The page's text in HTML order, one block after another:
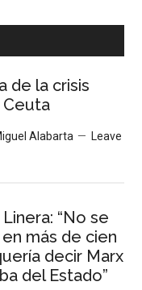
de la crisis
Alabarta
Leave
“No se
más de cien
decir Marx
del Estado”